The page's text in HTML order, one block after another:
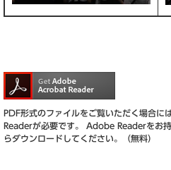
PDF形式のファイルをご覧いただく場合
Readerが必要です。
Adobe Readerをお
らダウンロードしてください。（無料）